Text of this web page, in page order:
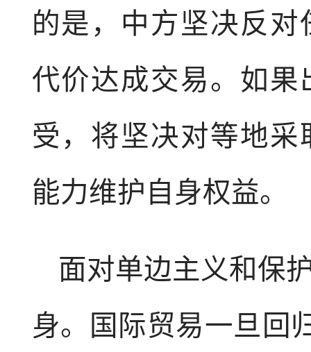
的是，中方坚决反
代价达成交易。如
受，将坚决对等地
能力维护自身权益。
面对单边主义和保
身。国际贸易一旦回